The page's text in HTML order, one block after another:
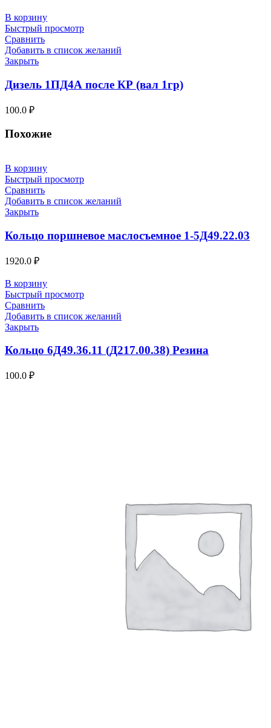
В корзину
Быстрый просмотр
Сравнить
Добавить в список желаний
Закрыть
Дизель 1ПД4А после КР (вал 1гр)
100.0 ₽
Похожие
В корзину
Быстрый просмотр
Сравнить
Добавить в список желаний
Закрыть
Кольцо поршневое маслосъемное 1-5Д49.22.03
1920.0 ₽
В корзину
Быстрый просмотр
Сравнить
Добавить в список желаний
Закрыть
Кольцо 6Д49.36.11 (Д217.00.38) Резина
100.0 ₽